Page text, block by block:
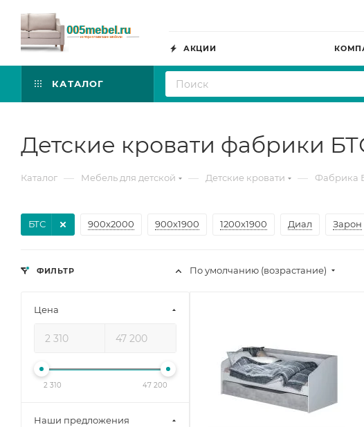
АКЦИИ
КАТАЛОГ
Детские кровати фабрики
Каталог — Мебель для детской — Детские кровати — Фабрика
900х2000 900х1900 1200х1900 Диал Зарон
БТС
По умолчанию (возрастание)
ФИЛЬТР
Цена
2 310 47 200
Наши предложения